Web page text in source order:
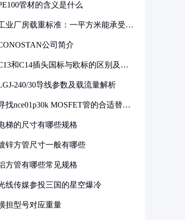
管材的含义是什么
业厂房载重标准：一平方米能承受多
公司简介
和C14插头国标与欧标的区别及其
240/30导线参数及载流量解析
找nce01p30k MOSFET管的合适替代
梯的尺寸有哪些规格
锌方管尺寸一般有哪些
方管有哪些常见规格
线传媒参投三国的星空爆冷
担型号对应重量